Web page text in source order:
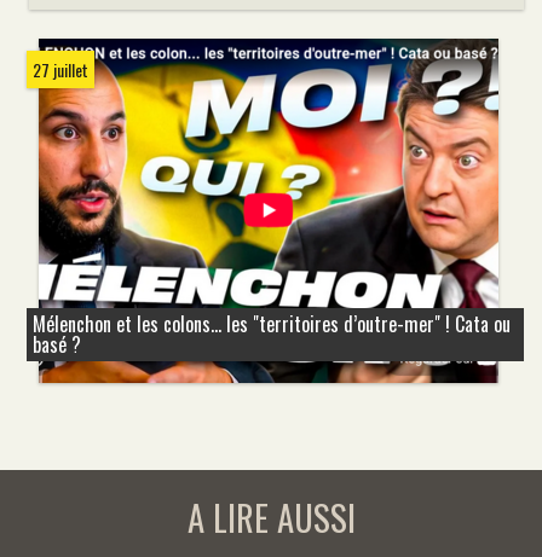
27 juillet
Mélenchon et les colons... les "territoires d’outre-mer" ! Cata ou
basé ?
A LIRE AUSSI